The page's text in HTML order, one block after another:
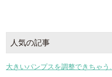
人気の記事
大きいパンプスを調整できちゃう...